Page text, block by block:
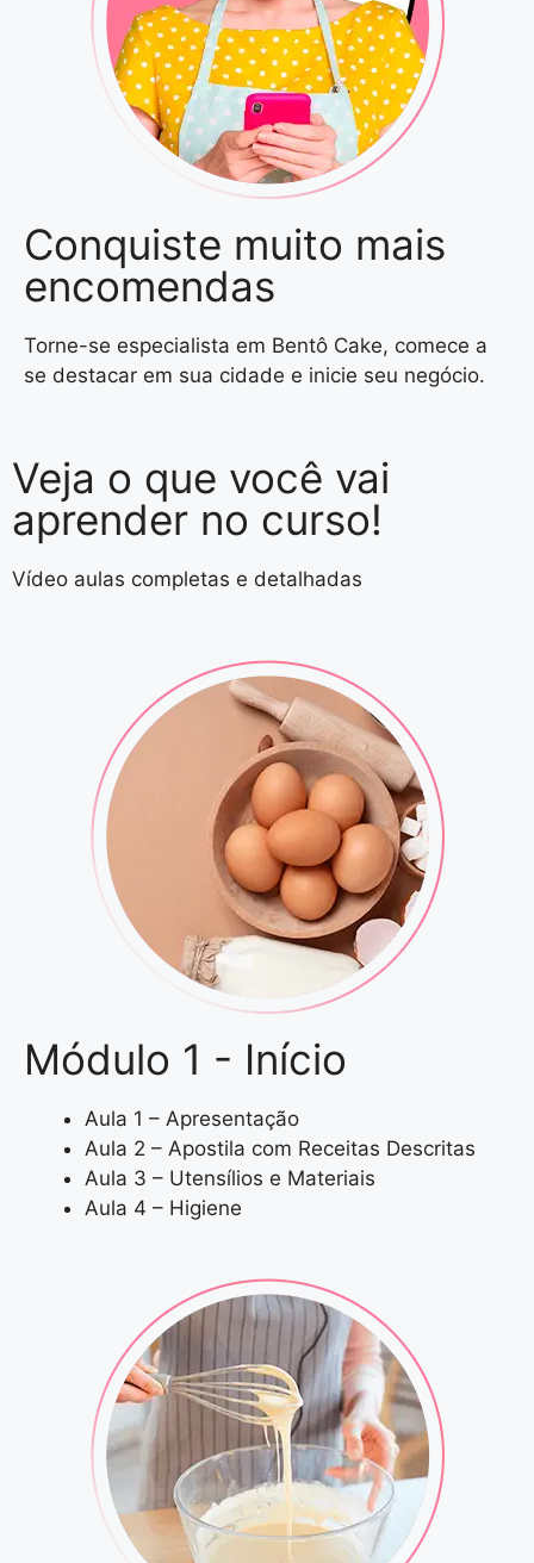
Conquiste muito mais
encomendas
Torne-se especialista em Bentô Cake, comece a
se destacar em sua cidade e inicie seu negócio.
Veja o que você vai
aprender no curso!
Vídeo aulas completas e detalhadas
Módulo 1 - Início
Aula 1 – Apresentação
Aula 2 – Apostila com Receitas Descritas
Aula 3 – Utensílios e Materiais
Aula 4 – Higiene